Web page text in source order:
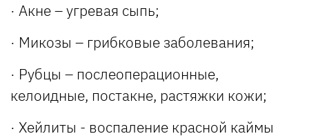
· Акне – угревая сыпь;
· Микозы – грибковые заболевания;
· Рубцы – послеоперационные,
келоидные, постакне, растяжки кожи;
· Хейлиты - воспаление красной каймы